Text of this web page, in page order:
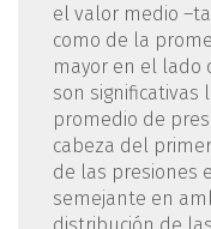
el valor medio
como de la
mayor en el lado
son significativas
promedio de
cabeza del
de las presiones
semejante en